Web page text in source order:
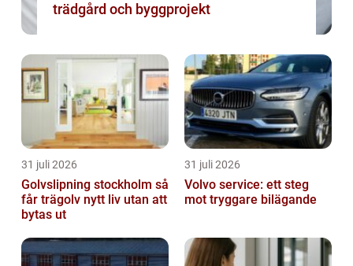
trädgård och byggprojekt
31 juli 2026
Golvslipning stockholm så
får trägolv nytt liv utan att
bytas ut
31 juli 2026
Volvo service: ett steg
mot tryggare bilägande